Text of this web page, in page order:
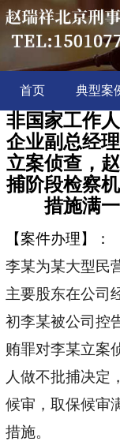
首页 典型案
非国家工作
企业副总经
立案侦查，
捕阶段检察
措施满
【案件办理】：
李某为某大型民
主要股东在公司
初李某被公司控
贿罪对李某立案
人做不批捕决定
候审，取保候审
措施。